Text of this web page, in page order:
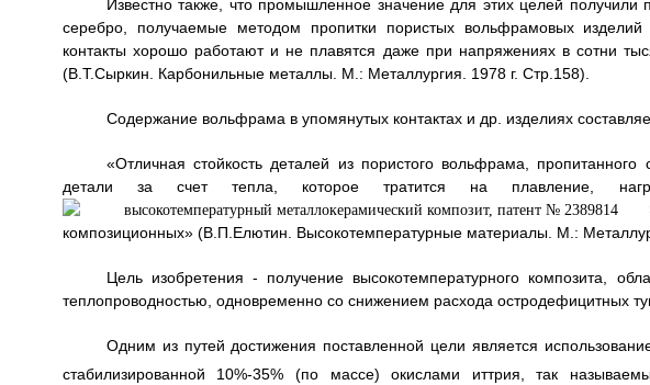
Известно также, что промышленное значение для этих целей
серебро, получаемые методом пропитки пористых вольфрамовых
контакты хорошо работают и не плавятся даже при напряжениях в сотни
(В.Т.Сыркин. Карбонильные металлы. М.: Металлургия. 1978 г. Стр.158).
Содержание вольфрама в упомянутых контактах и др. изделиях
«Отличная стойкость деталей из пористого вольфрама,
детали за счет тепла, которое тратится на плавление,
композиционных» (В.П.Елютин. Высокотемпературные материалы. М.:
Цель изобретения - получение высокотемпературного композита,
теплопроводностью, одновременно со снижением расхода остродефицитных
Одним из путей достижения поставленной цели является
стабилизированной 10%-35% (по массе) окислами иттрия, так